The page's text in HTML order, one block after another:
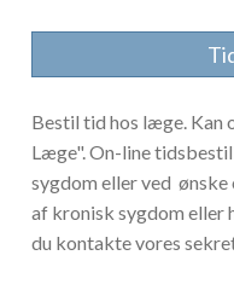
Bestil tid hos læge. Kan
Læge". On-line
sygdom eller ved
af kronisk sygdom eller
du kontakte vores